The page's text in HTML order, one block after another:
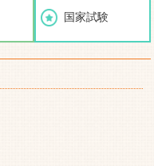
国家試験